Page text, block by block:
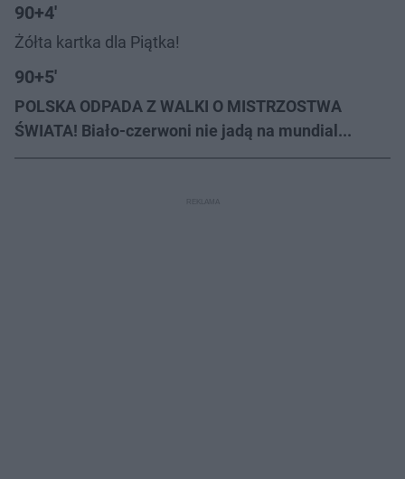
90+4'
Żółta kartka dla Piątka!
90+5'
POLSKA ODPADA Z WALKI O MISTRZOSTWA
ŚWIATA! Biało-czerwoni nie jadą na mundial...